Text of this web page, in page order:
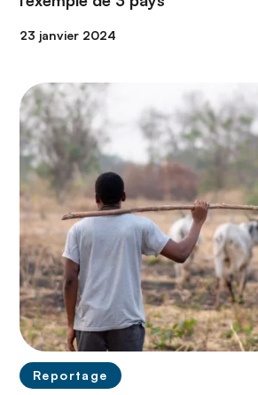
23 janvier 2024
Reportage